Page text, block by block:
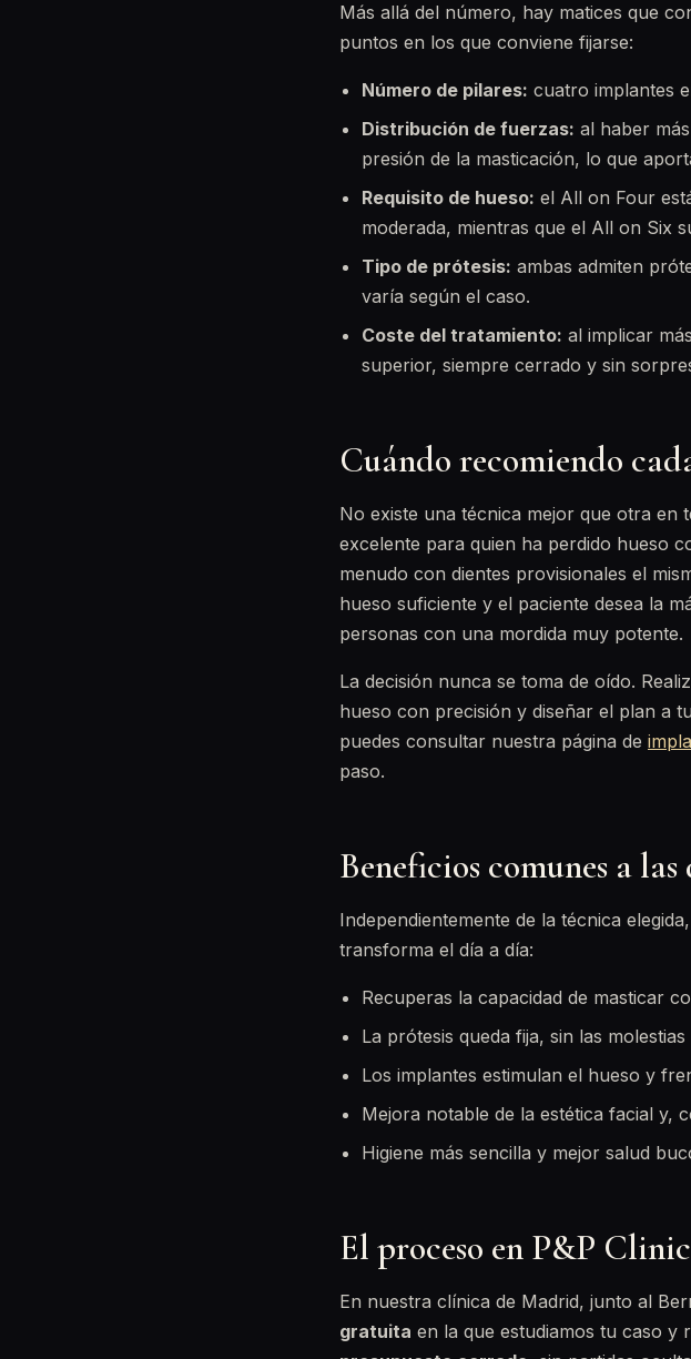
Más allá del número, hay matices que
puntos en los que conviene fijarse:
Número de pilares: cuatro implantes
Distribución de fuerzas: al haber
presión de la masticación, lo que
Requisito de hueso: el All on Four
moderada, mientras que el All on Six
Tipo de prótesis: ambas admiten
varía según el caso.
Coste del tratamiento: al implicar
superior, siempre cerrado y sin
Cuándo recomiendo
No existe una técnica mejor que otra en
excelente para quien ha perdido hueso
menudo con dientes provisionales el
hueso suficiente y el paciente desea la
personas con una mordida muy potente.
La decisión nunca se toma de oído.
hueso con precisión y diseñar el plan a
puedes consultar nuestra página de
paso.
Beneficios comunes a las
Independientemente de la técnica
transforma el día a día:
Recuperas la capacidad de masticar
La prótesis queda fija, sin las
Los implantes estimulan el hueso y
Mejora notable de la estética facial y,
Higiene más sencilla y mejor salud
El proceso en P&P Clinic
En nuestra clínica de Madrid, junto al
gratuita en la que estudiamos tu caso y